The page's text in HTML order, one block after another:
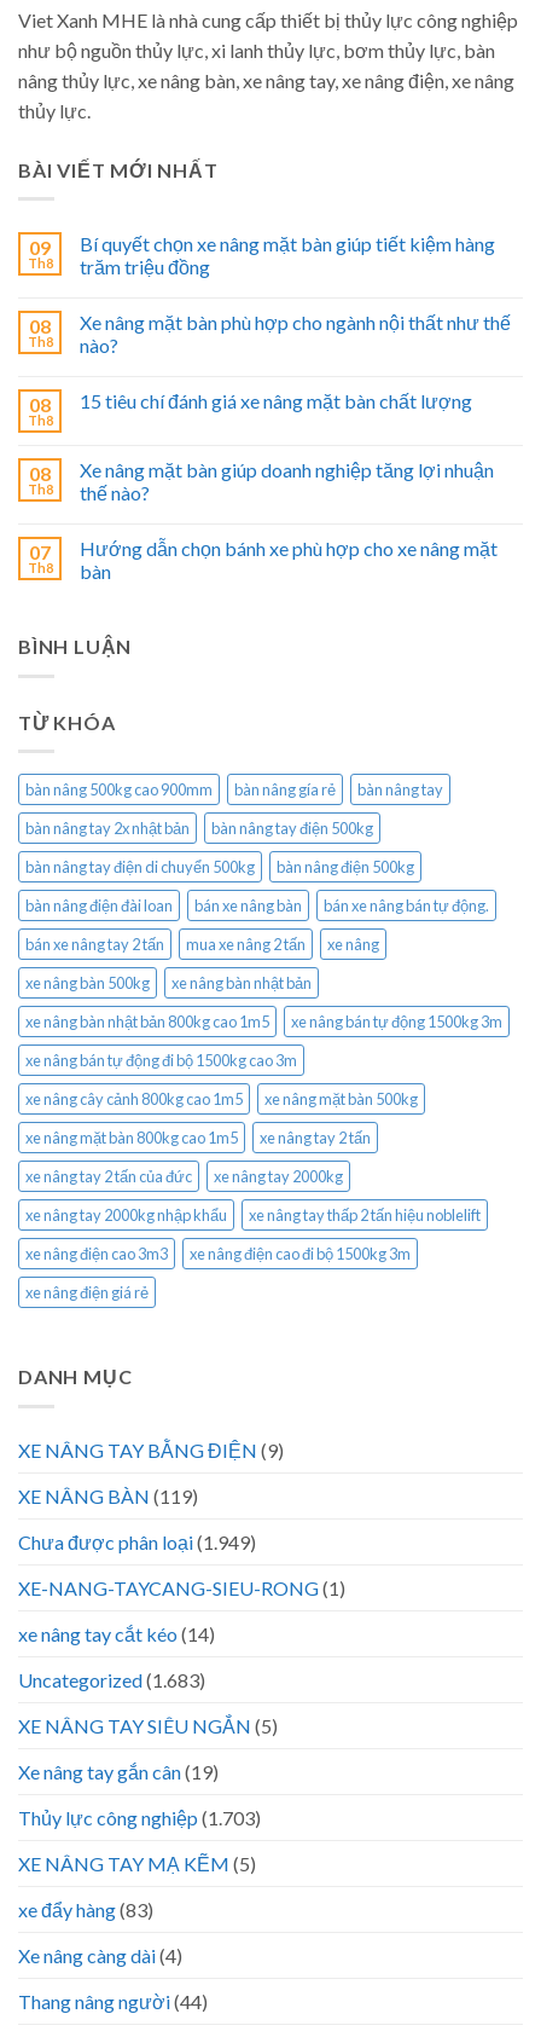
Viet Xanh MHE là nhà cung cấp thiết bị thủy lực công nghiệp
như bộ nguồn thủy lực, xi lanh thủy lực, bơm thủy lực, bàn
nâng thủy lực, xe nâng bàn, xe nâng tay, xe nâng điện, xe nâng
thủy lực.
BÀI VIẾT MỚI NHẤT
09
Th8
Bí quyết chọn xe nâng mặt bàn giúp tiết kiệm hàng
trăm triệu đồng
08
Th8
Xe nâng mặt bàn phù hợp cho ngành nội thất như thế
nào?
08
Th8
15 tiêu chí đánh giá xe nâng mặt bàn chất lượng
08
Th8
Xe nâng mặt bàn giúp doanh nghiệp tăng lợi nhuận
thế nào?
07
Th8
Hướng dẫn chọn bánh xe phù hợp cho xe nâng mặt
bàn
BÌNH LUẬN
TỪ KHÓA
bàn nâng 500kg cao 900mm bàn nâng gía rẻ
bàn nâng tay
bàn nâng tay 2x nhật bản
bàn nâng tay điện 500kg
bàn nâng tay điện di chuyển 500kg
bàn nâng điện 500kg
bàn nâng điện đài loan
bán xe nâng bàn
bán xe nâng bán tự động.
bán xe nâng tay 2 tấn
mua xe nâng 2 tấn
xe nâng
xe nâng bàn 500kg
xe nâng bàn nhật bản
xe nâng bàn nhật bản 800kg cao 1m5
xe nâng bán tự động 1500kg 3m
xe nâng bán tự động đi bộ 1500kg cao 3m
xe nâng cây cảnh 800kg cao 1m5
xe nâng mặt bàn 500kg
xe nâng mặt bàn 800kg cao 1m5
xe nâng tay 2 tấn
xe nâng tay 2 tấn của đức
xe nâng tay 2000kg
xe nâng tay 2000kg nhập khẩu
xe nâng tay thấp 2 tấn hiệu noblelift
xe nâng điện cao 3m3
xe nâng điện cao đi bộ 1500kg 3m
xe nâng điện giá rẻ
DANH MỤC
XE NÂNG TAY BẰNG ĐIỆN (9)
XE NÂNG BÀN (119)
Chưa được phân loại(1.949)
XE-NANG-TAYCANG-SIEU-RONG(1)
xe nâng tay cắt kéo (14)
Uncategorized(1.683)
XE NÂNG TAY SIÊU NGẮN (5)
Xe nâng tay gắn cân(19)
Thủy lực công nghiệp (1.703)
XE NÂNG TAY MẠ KẼM (5)
xe đẩy hàng(83)
Xe nâng càng dài(4)
Thang nâng người(44)